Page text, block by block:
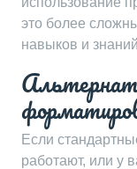
это более
навыков и
Если
работают, или у